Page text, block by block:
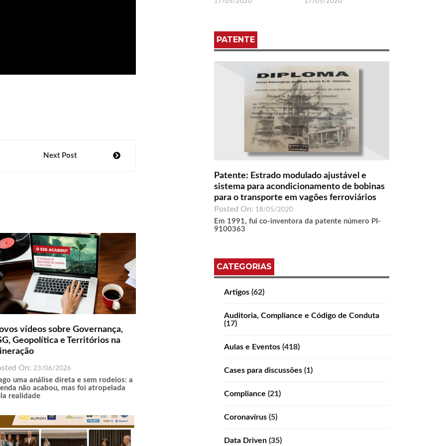
Next Post
vídeos sobre Governança,
Geopolítica e Territórios na
On:23/06/2026
uma análise direta e sem rodeios: a
não acabou, mas foi atropelada
realidade
17/05/2020 17/05/2020
PATENTE
Patente: Estrado modulado ajustável e
sistema para acondicionamento de bobinas
para o transporte em vagões ferroviários
Posted On: 18/05/2020
Em 1991, fui co-inventora da patente número PI-
9100363
CATEGORIAS
Artigos (62)
Auditoria, Compliance e Código de Conduta
(17)
Aulas e Eventos (418)
Cases para discussões (1)
Compliance (21)
Coronavírus (5)
Data Driven (35)